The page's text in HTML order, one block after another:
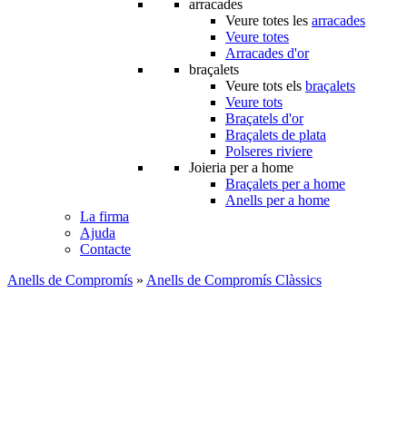
arracades
Veure totes les arracades
Veure totes
Arracades d'or
braçalets
Veure tots els braçalets
Veure tots
Braçatels d'or
Braçalets de plata
Polseres riviere
Joieria per a home
Braçalets per a home
Anells per a home
La firma
Ajuda
Contacte
Anells de Compromís » Anells de Compromís Clàssics